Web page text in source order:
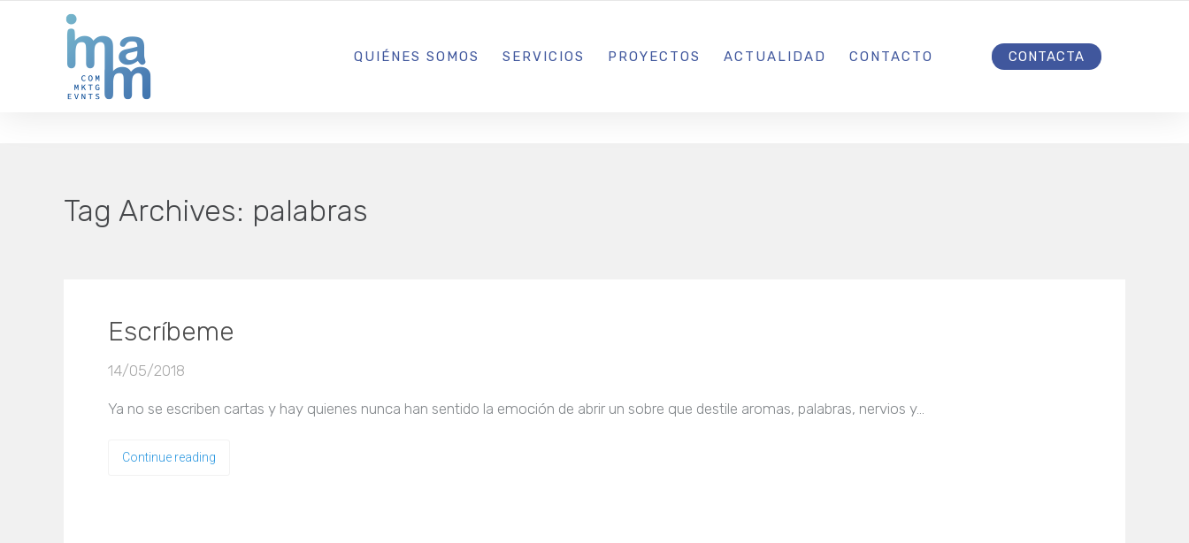
AGENCIA CREATIVA DE COMUNICACIÓN Y ESTRATEGIA DIGITAL IBIZA · MADRID · BARCELONA
QUIÉNES SOMOS SERVICIOS PROYECTOS ACTUALIDAD CONTACTO CONTACTA
Tag Archives: palabras
Escríbeme
14/05/2018
Ya no se escriben cartas y hay quienes nunca han sentido la emoción de abrir un sobre que destile aromas, palabras, nervios y…
Continue reading